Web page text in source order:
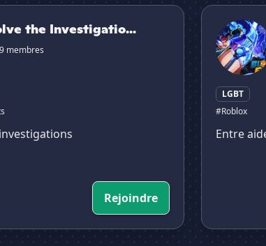
(Roblox)
the Investigatio...
9 membres
Rejoindre
Blox fruit
LGBT
#Roblox
Entre